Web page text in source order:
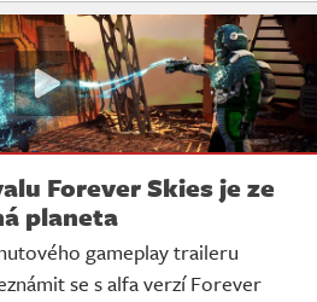
Forever Skies je ze
planeta
gameplay traileru
se s alfa verzí Forever